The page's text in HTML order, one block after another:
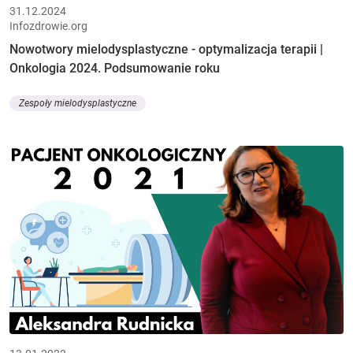
31.12.2024
Infozdrowie.org
Nowotwory mielodysplastyczne - optymalizacja terapii |
Onkologia 2024. Podsumowanie roku
Zespoły mielodysplastyczne